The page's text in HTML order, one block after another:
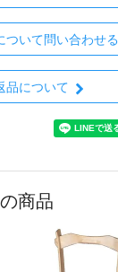
ついて問い合わせる
品について
商品